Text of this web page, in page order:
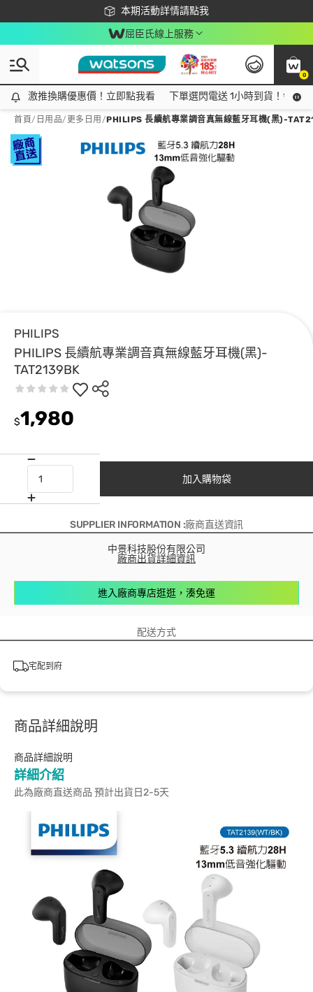
本期活動詳情請點我
下載app最高回饋$350
屈臣氏線上服務
0
激推換購優惠價！立即點我看
激推換購優惠價！立即點我看 下單選閃電送 1小時到貨！領神
首頁/ 日用品/ 更多日用 /PHILIPS 長續航專業調音真無線藍牙耳機(黑)-
PHILIPS
PHILIPS 長續航專業調音真無線藍牙耳機(黑)-
TAT2139BK
$1,980
加入購物袋
SUPPLIER INFORMATION :廠商直送資訊
中景科技股份有限公司
廠商出貨詳細資訊
進入廠商專店逛逛，湊免運
配送方式
宅配到府
商品詳細說明
商品詳細說明
詳細介紹
此為廠商直送商品 預計出貨日2-5天